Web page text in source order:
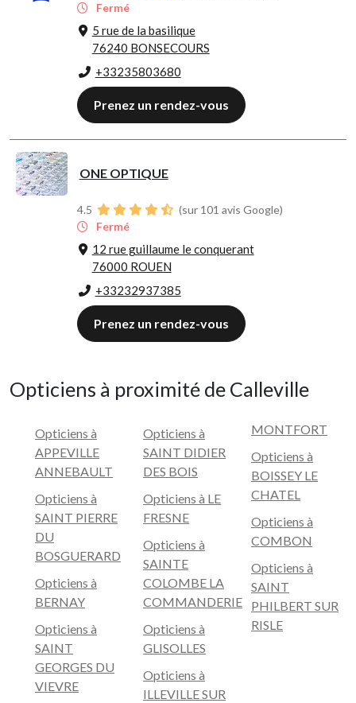
Fermé
5 rue de la basilique
76240 BONSECOURS
+33235803680
Prenez un rendez-vous
ONE OPTIQUE
4.5
(sur 101 avis Google)
Fermé
12 rue guillaume le conquerant
76000 ROUEN
+33232937385
Prenez un rendez-vous
Opticiens à proximité de Calleville
Opticiens à
APPEVILLE
ANNEBAULT
Opticiens à
SAINT PIERRE
DU
BOSGUERARD
Opticiens à
BERNAY
Opticiens à
SAINT
GEORGES DU
VIEVRE
Opticiens à
SAINT DIDIER
DES BOIS
Opticiens à LE
FRESNE
Opticiens à
SAINTE
COLOMBE LA
COMMANDERIE
Opticiens à
GLISOLLES
Opticiens à
ILLEVILLE SUR
MONTFORT
Opticiens à
BOISSEY LE
CHATEL
Opticiens à
COMBON
Opticiens à
SAINT
PHILBERT SUR
RISLE